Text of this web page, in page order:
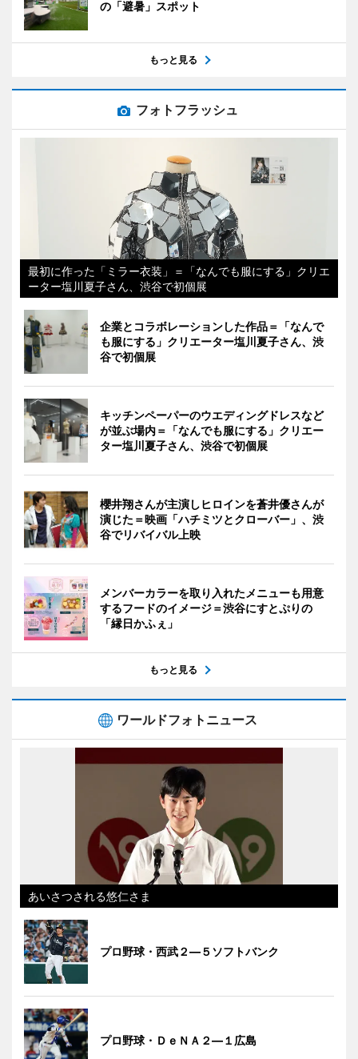
の「避暑」スポット
もっと見る
フォトフラッシュ
最初に作った「ミラー衣装」＝「なんでも服にする」クリエ
ーター塩川夏子さん、渋谷で初個展
企業とコラボレーションした作品＝「なんで
も服にする」クリエーター塩川夏子さん、渋
谷で初個展
キッチンペーパーのウエディングドレスなど
が並ぶ場内＝「なんでも服にする」クリエー
ター塩川夏子さん、渋谷で初個展
櫻井翔さんが主演しヒロインを蒼井優さんが
演じた＝映画「ハチミツとクローバー」、渋
谷でリバイバル上映
メンバーカラーを取り入れたメニューも用意
するフードのイメージ＝渋谷にすとぷりの
「縁日かふぇ」
もっと見る
ワールドフォトニュース
あいさつされる悠仁さま
プロ野球・西武２―５ソフトバンク
プロ野球・ＤｅＮＡ２―１広島